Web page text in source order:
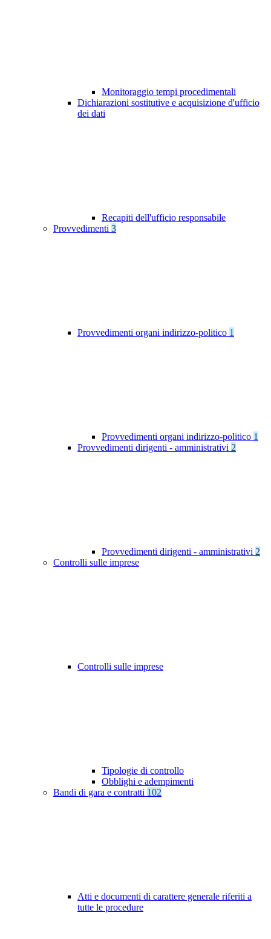
Monitoraggio tempi procedimentali
Dichiarazioni sostitutive e acquisizione d'ufficio
dei dati
Recapiti dell'ufficio responsabile
Provvedimenti 3
Provvedimenti organi indirizzo-politico 1
Provvedimenti organi indirizzo-politico 1
Provvedimenti dirigenti - amministrativi 2
Provvedimenti dirigenti - amministrativi 2
Controlli sulle imprese
Controlli sulle imprese
Tipologie di controllo
Obblighi e adempimenti
Bandi di gara e contratti 102
Atti e documenti di carattere generale riferiti a
tutte le procedure